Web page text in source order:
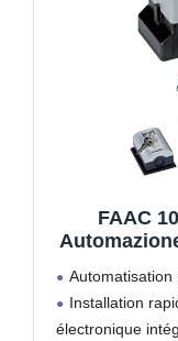
FAAC
Automatisation
Installation
électronique